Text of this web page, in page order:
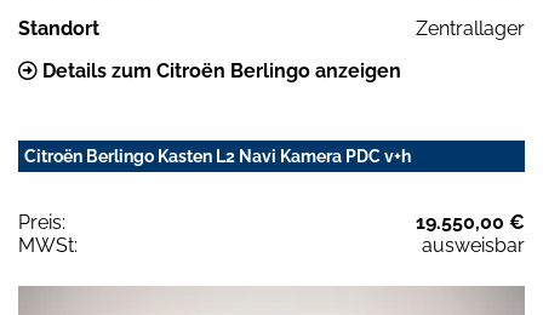
Standort
Zentrallager
Details zum Citroën Berlingo anzeigen
Citroën Berlingo Kasten L2 Navi Kamera PDC v+h
Preis:
19.550,00 €
MWSt:
ausweisbar